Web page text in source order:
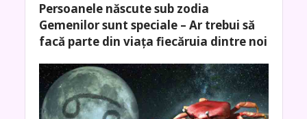
Persoanele născute sub zodia
Gemenilor sunt speciale – Ar trebui să
facă parte din viața fiecăruia dintre noi